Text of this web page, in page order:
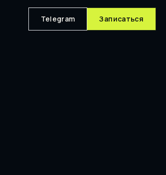
Telegram Записаться